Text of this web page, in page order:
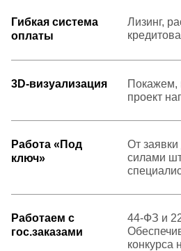
Гибкая система
оплаты
Лизинг,
3D-визуализация
Покажем,
проект
Работа «Под
ключ»
От заявки
силами
Работаем с
гос.заказами
44-ФЗ и
конкурса